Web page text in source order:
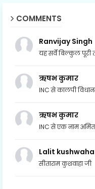
COMMENTS
Ranvijay Singh
यह सर्वे बिल्कुल पूरी
ऋषभ कुमार
INC से कालपी
ऋषभ कुमार
INC से एक नाम
Lalit kushwaha
सीताराम कुशवाहा जी